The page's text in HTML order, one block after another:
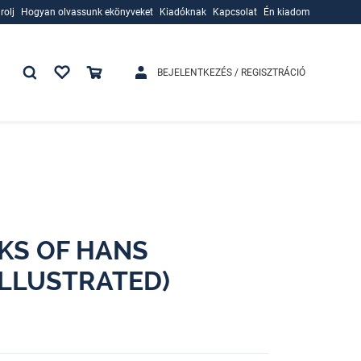
Hogyan olvassunk ekönyveket
Kiadóknak
Kapcsolat Én kiadom
BEJELENTKEZÉS / REGISZTRÁCIÓ
OF HANS